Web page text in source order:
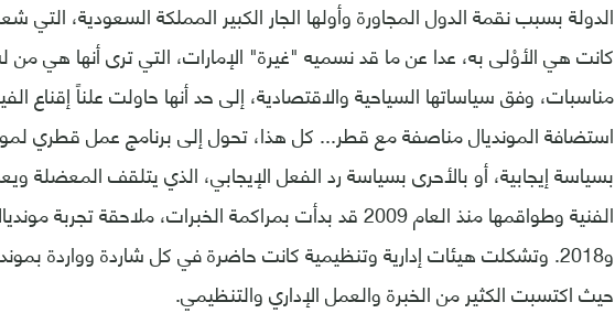
الدولة بسبب نقمة الدول المجاورة وأولها الجار الكبير المملكة السعودية،
كانت هي الأوْلى به، عدا عن ما قد نسميه "غيرة" الإمارات، التي ترى أنها هي
مناسبات، وفق سياساتها السياحية والاقتصادية، إلى حد أنها حاولت علناً إقناع
استضافة المونديال مناصفة مع قطر... كل هذا، تحول إلى برنامج عمل قطري
بسياسة إيجابية، أو بالأحرى بسياسة رد الفعل الإيجابي، الذي يتلقف المعضلة
و2018. وتشكلت هيئات إدارية وتنظيمية كانت حاضرة في كل شاردة وواردة
حيث اكتسبت الكثير من الخبرة والعمل الإداري والتنظيمي.